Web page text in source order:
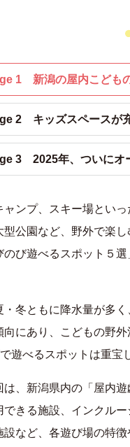
1 新潟の屋内こども
2 キッズスペースが
3 2025年、ついにオ
ャンプ、スキー場とい
型公園など、野外で楽
のび遊べるスポット５選
・冬ともに降水量が多
向にあり、こどもの野
で遊べるスポットは重宝
は、新潟県内の「屋内
できる施設、インクル
設など、各遊び場の特徴